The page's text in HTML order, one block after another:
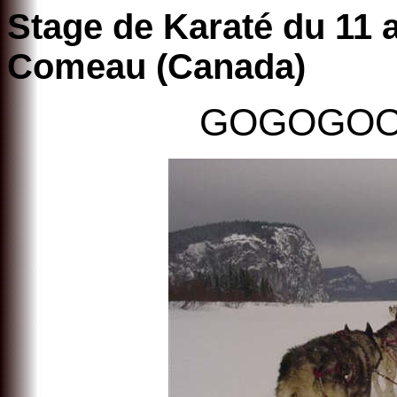
Stage de Karaté du 11
Comeau (Canada)